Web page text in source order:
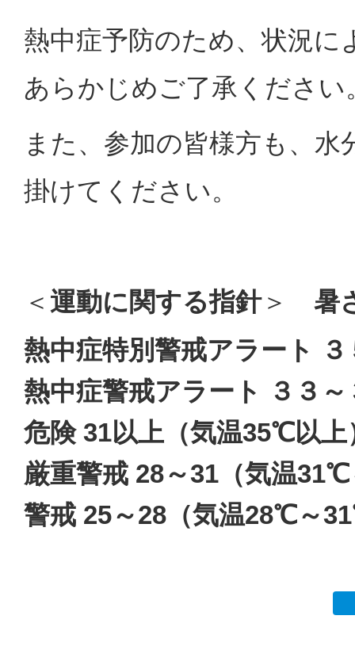
熱中症予防のため、状況
あらかじめご了承ください
また、参加の皆様方も、
掛けてください。
＜ 運動に関する指針＞ 暑
熱中症特別警戒アラート ３
熱中症警戒アラート ３３
危険 31以上（気温35℃以上
厳重警戒 28～31 （気温31℃
警戒 25～28 （気温28℃～31